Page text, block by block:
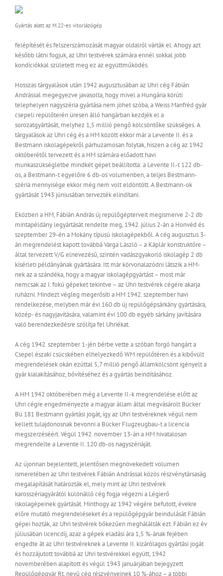
Gyártás alatt az M.22-es vitorlázógép
felépítését és felszerszámozását magyar oldalról várták el. Ahogy azt
később látni fogjuk, az Uhri testvérek számára ennél sokkal jobb
kondíciókkal született meg ez az együttműködés.
Hosszas tárgyalások után 1942 augusztusában az Uhri cég Fábián
Andrással megegyezve javasolta, hogy mivel a Hungária körúti
telephelyen nagyszéria gyártása nem jöhet szóba, a Weiss Manfréd gyár
csepeli repülőterén üresen álló hangárban kezdjék el a
sorozatgyártását, melyhez 1,5 millió pengő kölcsöntőke szükséges. A
tárgyalások az Uhri cég és a HM között ekkor már a Levente II. és a
Bestmann iskolagépekről párhuzamosan folytak, hiszen a cég az 1942
októberétől tervezett és a HM számára előadott havi
munkaszükségletbe mindkét gépet beállította: a Levente II.-t 122 db-
os, a Bestmann-t egyelőre 6 db-os volumenben, a teljes Bestmann-
széria mennyisége ekkor még nem volt eldöntött. A Bestmann-ok
gyártását 1943 júniusában tervezték elindítani.
Eközben a HM, Fábián András új repülőgépterveit megismerve 2-2 db
mintapéldány legyártását rendelte meg, 1942. július 2-án a Honvéd és
szeptember 29-én a Mokány típusú iskolagépekből. A cég augusztus 3-
án megrendelést kapott továbbá Varga László – a Káplár konstruktőre –
által tervezett V/G elnevezésű, szintén vadászgyakorló iskolagép 2 db
kísérleti példányának gyártására. Itt már körvonalazódni látszik a HM-
nek az a szándéka, hogy a magyar iskolagépgyártást – most már
nemcsak az I. fokú gépeket tekintve – az Uhri testvérek cégére akarja
ruházni. Mindezt végleg megerősíti a HM 1942. szeptember havi
rendelkezése, melyben már évi 160 db új repülőgépsárkány gyártására,
közép- és nagyjavítására, valamint évi 100 db egyéb sárkány javítására
való berendezkedésre szólítja fel Uhriékat.
A cég 1942. szeptember 1-jén bérbe vette a szóban forgó hangárt a
Csepel északi csücskében elhelyezkedő WM repülőtéren és a kibővült
megrendelések okán ezúttal 5,7 millió pengő államkölcsönt igényelt a
gyár kialakításához, bővítéséhez és a gyártás beindításához.
A HM 1942 októberében még a Levente II.-k megrendelése előtt az
Uhri cégre engedményezte a magyar állam által megvásárolt Bücker
Bü 181 Bestmann gyártási jogát, így az Uhri testvéreknek végül nem
kellett tulajdonosnak bevonni a Bücker Flugzeugbau-t a licencia
megszerzéséért. Végül 1942. november 13-án a HM hivatalosan
megrendelte a Levente II. 120 db-os nagyszériáját.
Az újonnan bejelentett, jelentősen megnövekedett volumen
ismeretében az Uhri testvérek Fábián Andrással közös részvénytársaság
megalapítását határozták el, mely mint az Uhri testvérek
karosszériagyárától különálló cég fogja végezni a Légierő
iskolagépeinek gyártását. Minthogy az 1942 végére befutott, évekre
előre mutató megrendeléseket és a repülőgépgyár beindulását Fábián
gépei hozták, az Uhri testvérek bőkezűen meghálálták ezt. Fábián ez év
júliusában licencdíj, azaz a gépek eladási ára 1,5 %-ának fejében
engedte át az Uhri testvéreknek a Levente II. kizárólagos gyártási jogát
és hozzájutott továbbá az Uhri testvérekkel együtt, 1942
novemberében alapított és végül 1943 januárjában bejegyzett
Repülőgépgyár Rt. nevű cég részvényeinek 10 %-ához – a többi